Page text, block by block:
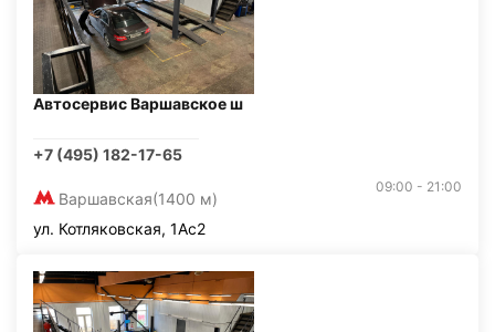
Автосервис Варшавское ш
+7 (495) 182-17-65
Варшавская(1400 м)
09:00 - 21:00
ул. Котляковская, 1Ас2